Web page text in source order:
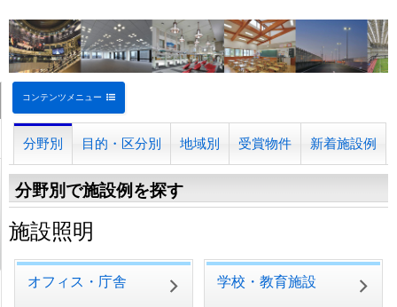
コンテンツメニュー
分野別 目的・区分別 地域別 受賞物件 新着施設例
分野別で施設例を探す
施設照明
オフィス・庁舎 学校・教育施設